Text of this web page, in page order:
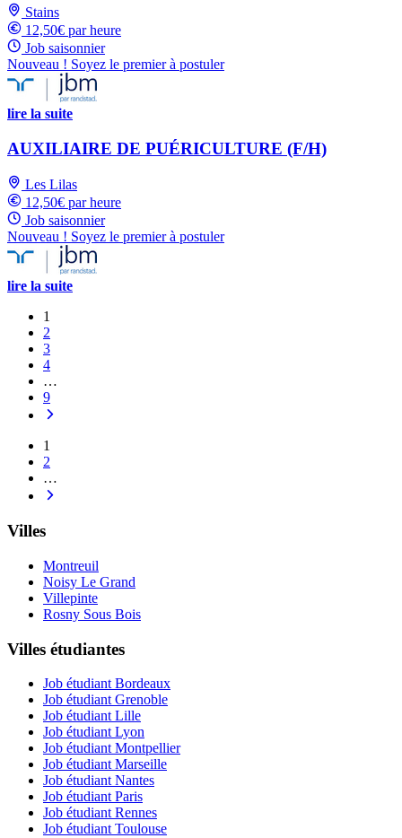
Stains
12,50€ par heure
Job saisonnier
Nouveau ! Soyez le premier à postuler
lire la suite
AUXILIAIRE DE PUÉRICULTURE (F/H)
Les Lilas
12,50€ par heure
Job saisonnier
Nouveau ! Soyez le premier à postuler
lire la suite
1
2
3
4
…
9
1
2
…
Villes
Montreuil
Noisy Le Grand
Villepinte
Rosny Sous Bois
Villes étudiantes
Job étudiant Bordeaux
Job étudiant Grenoble
Job étudiant Lille
Job étudiant Lyon
Job étudiant Montpellier
Job étudiant Marseille
Job étudiant Nantes
Job étudiant Paris
Job étudiant Rennes
Job étudiant Toulouse